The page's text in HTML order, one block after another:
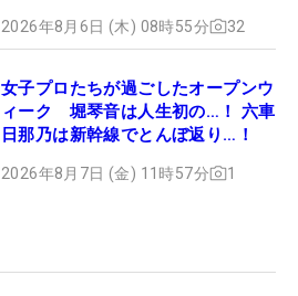
2026年8月6日 (木) 08時55分 32
女子プロたちが過ごしたオープンウ
ィーク 堀琴音は人生初の…！ 六車
日那乃は新幹線でとんぼ返り…！
2026年8月7日 (金) 11時57分 1